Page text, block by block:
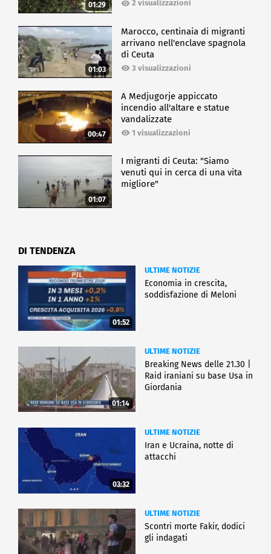
01:29 2 visualizzazioni
01:03
Marocco, centinaia di migranti
arrivano nell'enclave spagnola
di Ceuta
3 visualizzazioni
00:47
A Medjugorje appiccato
incendio all'altare e statue
vandalizzate
1 visualizzazioni
01:07
I migranti di Ceuta: "Siamo
venuti qui in cerca di una vita
migliore"
DI TENDENZA
01:52
ULTIME NOTIZIE
Economia in crescita,
soddisfazione di Meloni
01:14
ULTIME NOTIZIE
Breaking News delle 21.30 |
Raid iraniani su base Usa in
Giordania
03:32
ULTIME NOTIZIE
Iran e Ucraina, notte di
attacchi
ULTIME NOTIZIE
Scontri morte Fakir, dodici
gli indagati